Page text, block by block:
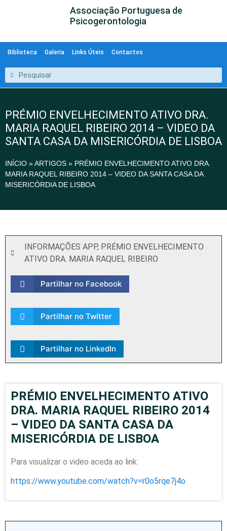
Associação Portuguesa de
Psicogerontologia
Biblioteca Galeria Links Úteis Contactos
PRÉMIO ENVELHECIMENTO ATIVO DRA.
MARIA RAQUEL RIBEIRO 2014 – VIDEO DA
SANTA CASA DA MISERICÓRDIA DE LISBOA
INÍCIO »ARTIGOS » PRÉMIO ENVELHECIMENTO ATIVO DRA.
MARIA RAQUEL RIBEIRO 2014 – VIDEO DA SANTA CASA DA
MISERICÓRDIA DE LISBOA
INFORMAÇÕES APP, PRÉMIO ENVELHECIMENTO
ATIVO DRA. MARIA RAQUEL RIBEIRO
Partilhar no Facebook
Partilhar no Twitter
Partilhar no LinkedIn
PRÉMIO ENVELHECIMENTO ATIVO
DRA. MARIA RAQUEL RIBEIRO 2014
– VIDEO DA SANTA CASA DA
MISERICÓRDIA DE LISBOA
Para visualizar o video aceda ao link:
https://www.youtube.com/watch?v=r0o5rqe7j4o